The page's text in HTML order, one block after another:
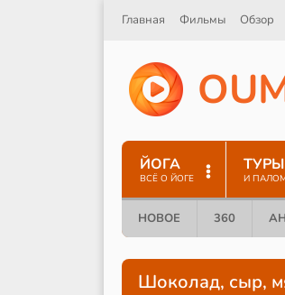
Главная Фильмы Обзор
OU
ЙОГА
ВСЁ О ЙОГЕ
ТУРЫ
И
НОВОЕ 360
Шоколад, сыр,